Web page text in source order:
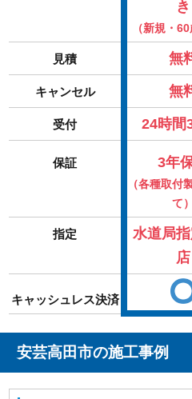
き
（新規・60
見積 無
キャンセル 無
受付 24時間
保証 3年
（各種取付
て）
指定
水道局
店
キャッシュレス決済
安芸高田市の施工事例